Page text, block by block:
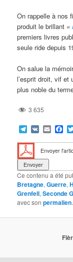
On rappelle à nos
produit le brillant «
premiers livres
seule ride depuis
On salue la
l’esprit droit, vif
plus noble du
3 635
Telegram
VK Email
Envoyer
Ce contenu a été
Bretagne,Guerre,
Grenfell,Seconde
avec sonpermalien.